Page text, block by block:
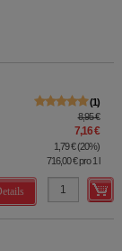
1
8,95 €
7,16 €
1,79 €(20%)
716,00 €pro 1 l